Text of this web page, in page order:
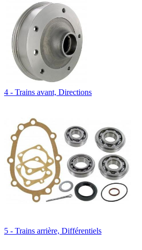
4 - Trains avant, Directions
5 - Trains arrière, Différentiels